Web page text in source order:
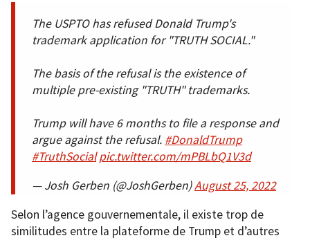
The USPTO has refused Donald Trump's
trademark application for "TRUTH SOCIAL."
The basis of the refusal is the existence of
multiple pre-existing "TRUTH" trademarks.
Trump will have 6 months to file a response and
argue against the refusal. #DonaldTrump
#TruthSocial pic.twitter.com/mPBLbQ1V3d
— Josh Gerben (@JoshGerben)August 25, 2022
Selon l’agence gouvernementale, il existe trop de
similitudes entre la plateforme de Trump et d’autres